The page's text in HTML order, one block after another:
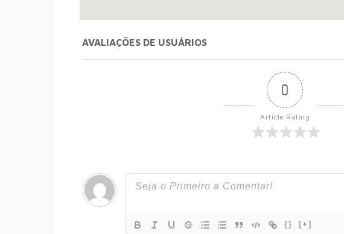
AVALIAÇÕES DE USUÁRIOS
0
Article Rating
{} [+]